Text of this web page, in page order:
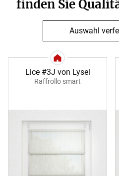
finden Sie
Auswahl
Lice #3J von Lysel
Raffrollo smart